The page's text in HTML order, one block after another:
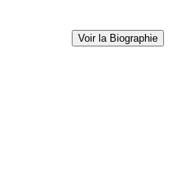
Voir la Biographie